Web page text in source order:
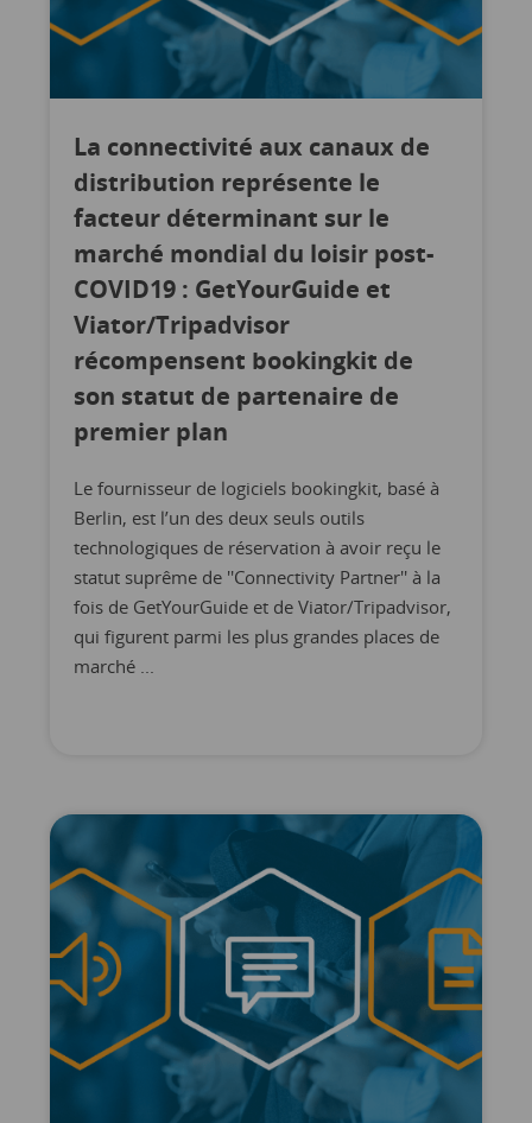
La connectivité aux canaux de
distribution représente le
facteur déterminant sur le
marché mondial du loisir post-
COVID19 : GetYourGuide et
Viator/Tripadvisor
récompensent bookingkit de
son statut de partenaire de
premier plan
Le fournisseur de logiciels bookingkit, basé à
Berlin, est l’un des deux seuls outils
technologiques de réservation à avoir reçu le
statut suprême de ''Connectivity Partner'' à la
fois de GetYourGuide et de Viator/Tripadvisor,
qui figurent parmi les plus grandes places de
marché ...